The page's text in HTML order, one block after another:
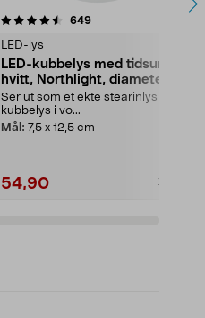
649anmeldelser
LED-lys
LED-kubbelys med tidsur,
hvitt, Northlight, diameter 7,5
cm
Ser ut som et ekte stearinlys –
kubbelys i vo...
Mål: 7,5 x 12,5 cm
54,90 79,90
4.5 av 5 stjerner